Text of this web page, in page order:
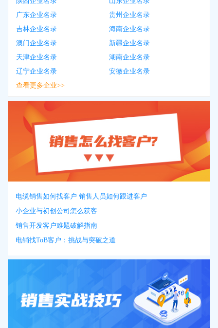
广东企业名录
贵州企业名录
吉林企业名录
海南企业名录
澳门企业名录
新疆企业名录
天津企业名录
湖南企业名录
辽宁企业名录
安徽企业名录
查看更多企业>>
电缆销售如何找客户 销售人员如何跟进客户
小企业与初创公司怎么获客
销售开发客户难题破解指南
电销找ToB客户：挑战与突破之道